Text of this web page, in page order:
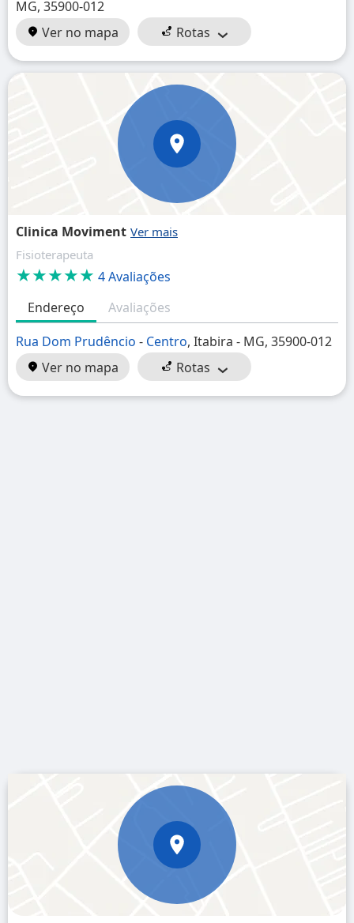
MG, 35900-012
Ver no mapa
Rotas
Clinica Moviment
Fisioterapeuta
★★★★★ 4 Avaliações
Endereço
Avaliações
Rua Dom Prudêncio - Centro, Itabira - MG, 35900-012
Ver no mapa
Rotas